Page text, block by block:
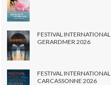
FESTIVAL
GERARDMER 2026
FESTIVAL
CARCASSONNE 2026